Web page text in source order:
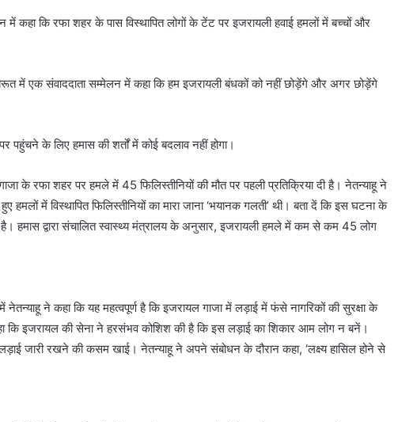
में कहा कि रफा शहर के पास विस्थापित लोगों के टेंट पर इजरायली हवाई हमलों में बच्चों और
में एक संवाददाता सम्मेलन में कहा कि हम इजरायली बंधकों को नहीं छोड़ेंगे और अगर छोड़ेंगे
पहुंचने के लिए हमास की शर्तों में कोई बदलाव नहीं होगा।
के रफा शहर पर हमले में 45 फिलिस्तीनियों की मौत पर पहली प्रतिक्रिया दी है। नेतन्याहू ने
हमलों में विस्थापित फिलिस्तीनियों का मारा जाना ‘भयानक गलती’ थी। बता दें कि इस घटना के
हमास द्वारा संचालित स्वास्थ्य मंत्रालय के अनुसार, इजरायली हमले में कम से कम 45 लोग
नेतन्याहू ने कहा कि यह महत्वपूर्ण है कि इजरायल गाजा में लड़ाई में फंसे नागरिकों की सुरक्षा के
कि इजरायल की सेना ने हरसंभव कोशिश की है कि इस लड़ाई का शिकार आम लोग न बनें।
जारी रखने की कसम खाई। नेतन्याहू ने अपने संबोधन के दौरान कहा, ‘लक्ष्य हासिल होने से